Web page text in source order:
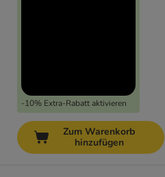
-10% Extra-Rabatt aktivieren
Zum Warenkorb
hinzufügen